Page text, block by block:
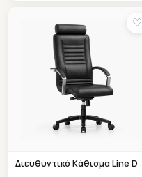
♡
Διευθυντικό Κάθισμα Line D